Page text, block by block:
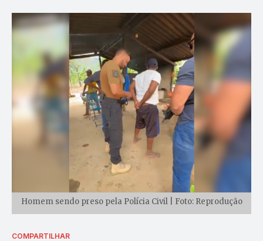
Homem sendo preso pela Polícia Civil | Foto: Reprodução
COMPARTILHAR